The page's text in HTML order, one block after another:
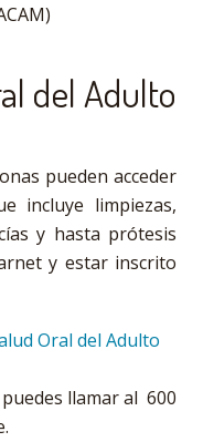
del Adulto
pueden acceder
incluye limpiezas,
y hasta prótesis
y estar inscrito
Oral del Adulto
llamar al 600